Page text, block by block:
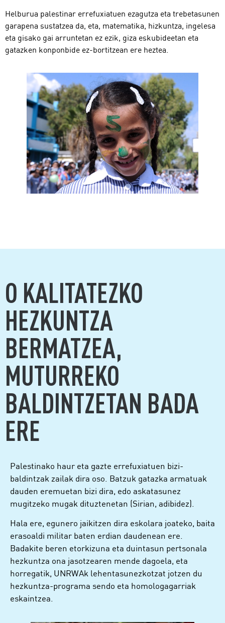
Helburua palestinar errefuxiatuen ezagutza eta trebetasunen
garapena sustatzea da, eta, matematika, hizkuntza, ingelesa
eta gisako gai arruntetan ez ezik, giza eskubideetan eta
gatazken konponbide ez-bortitzean ere heztea.
O KALITATEZKO
HEZKUNTZA
BERMATZEA,
MUTURREKO
BALDINTZETAN BADA
ERE
Palestinako haur eta gazte errefuxiatuen bizi-
baldintzak zailak dira oso. Batzuk gatazka armatuak
dauden eremuetan bizi dira, edo askatasunez
mugitzeko mugak dituztenetan (Sirian, adibidez).
Hala ere, egunero jaikitzen dira eskolara joateko, baita
erasoaldi militar baten erdian daudenean ere.
Badakite beren etorkizuna eta duintasun pertsonala
hezkuntza ona jasotzearen mende dagoela, eta
horregatik, UNRWAk lehentasunezkotzat jotzen du
hezkuntza-programa sendo eta homologagarriak
eskaintzea.